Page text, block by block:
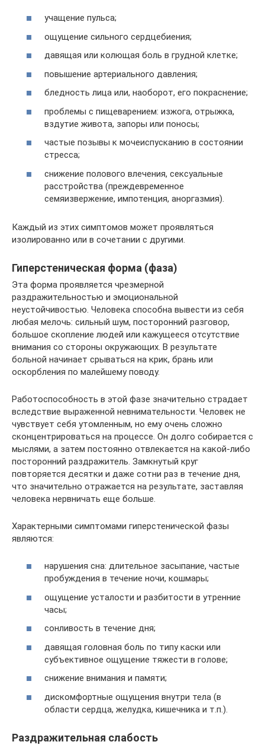
учащение пульса;
ощущение сильного сердцебиения;
давящая или колющая боль в грудной клетке;
повышение артериального давления;
бледность лица или, наоборот, его покраснение;
проблемы с пищеварением: изжога, отрыжка,
вздутие живота, запоры или поносы;
частые позывы к мочеиспусканию в состоянии
стресса;
снижение полового влечения, сексуальные
расстройства (преждевременное
семяизвержение, импотенция, аноргазмия).
Каждый из этих симптомов может проявляться
изолированно или в сочетании с другими.
Гиперстеническая форма (фаза)
Эта форма проявляется чрезмерной
раздражительностью и эмоциональной
неустойчивостью. Человека способна вывести из себя
любая мелочь: сильный шум, посторонний разговор,
большое скопление людей или кажущееся отсутствие
внимания со стороны окружающих. В результате
больной начинает срываться на крик, брань или
оскорбления по малейшему поводу.
Работоспособность в этой фазе значительно страдает
вследствие выраженной невнимательности. Человек не
чувствует себя утомленным, но ему очень сложно
сконцентрироваться на процессе. Он долго собирается с
мыслями, а затем постоянно отвлекается на какой-либо
посторонний раздражитель. Замкнутый круг
повторяется десятки и даже сотни раз в течение дня,
что значительно отражается на результате, заставляя
человека нервничать еще больше.
Характерными симптомами гиперстенической фазы
являются:
нарушения сна: длительное засыпание, частые
пробуждения в течение ночи, кошмары;
ощущение усталости и разбитости в утренние
часы;
сонливость в течение дня;
давящая головная боль по типу каски или
субъективное ощущение тяжести в голове;
снижение внимания и памяти;
дискомфортные ощущения внутри тела (в
области сердца, желудка, кишечника и т.п.).
Раздражительная слабость